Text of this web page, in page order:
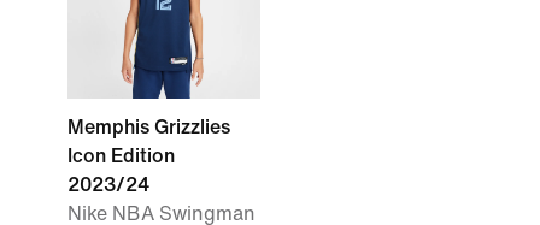
Memphis Grizzlies
Icon Edition
2023/24
Nike NBA Swingman